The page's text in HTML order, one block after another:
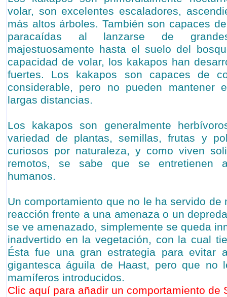
volar, son excelentes escaladores,
más altos árboles. También son capaces
paracaídas al lanzarse de
majestuosamente hasta el suelo del
capacidad de volar, los kakapos han
fuertes. Los kakapos son capaces de
considerable, pero no pueden mantener
largas distancias.
Los kakapos son generalmente
variedad de plantas, semillas, frutas y
curiosos por naturaleza, y como viven
remotos, se sabe que se entretienen
humanos.
Un comportamiento que no le ha servido de
reacción frente a una amenaza o un
se ve amenazado, simplemente se queda
inadvertido en la vegetación, con la cual
Ésta fue una gran estrategia para evitar
gigantesca águila de Haast, pero que no
mamíferos introducidos.
Clic aquí para añadir un comportamiento de